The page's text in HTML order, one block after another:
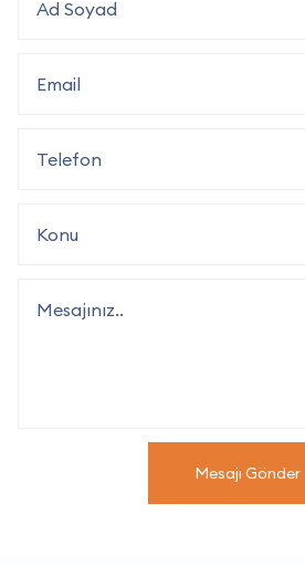
Mesajı Gönder